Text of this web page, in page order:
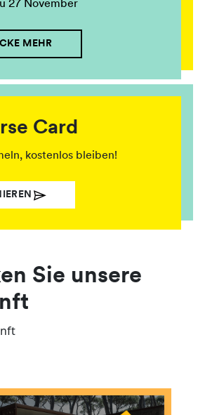
27 November
MEHR
Card
kostenlos bleiben!
Sie unsere